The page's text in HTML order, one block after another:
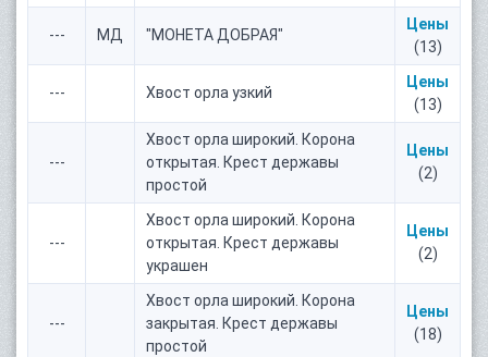
--- МД "МОНЕТА ДОБРАЯ"
Цены
(13)
--- Хвост орла узкий
Цены
(13)
---
Хвост орла широкий. Корона
открытая. Крест державы
простой
Цены
(2)
---
Хвост орла широкий. Корона
открытая. Крест державы
украшен
Цены
(2)
---
Хвост орла широкий. Корона
закрытая. Крест державы
простой
Цены
(18)